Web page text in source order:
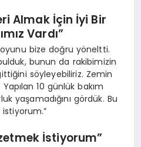
Almak İçin İyi Bir
Vardı”
bize doğru yöneltti.
bunun da rakibimizin
söyleyebiliriz. Zemin
10 günlük bakım
yaşamadığını gördük. Bu
İstiyorum”